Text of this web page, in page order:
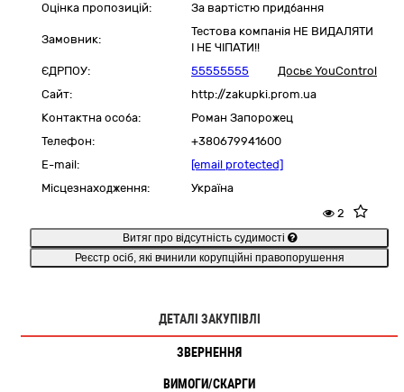
Оцінка пропозицій:
За вартістю придбання
Замовник:
Тестова компанія НЕ ВИДАЛЯТИ
І НЕ ЧІПАТИ!!
ЄДРПОУ:
55555555
Досьє YouControl
Сайт:
http://zakupki.prom.ua
Контактна особа:
Роман Запорожец
Телефон:
+380679941600
E-mail:
[email protected]
Місцезнаходження:
Україна
2
Витяг про відсутність судимості
Реєстр осіб, які вчинили корупційні правопорушення
ДЕТАЛІ ЗАКУПІВЛІ
ЗВЕРНЕННЯ
ВИМОГИ/СКАРГИ